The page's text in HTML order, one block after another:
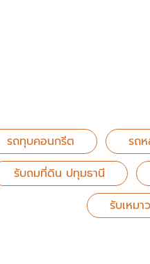
รถทุบคอนกรีต รถ
รับถมที่ดิน ปทุมธานี
รับเหมา